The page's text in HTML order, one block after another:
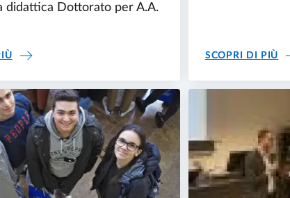
didattica Dottorato per A.A.
ATTIVITÀ FORMATIVA A.A. 2022/2023SCOPRI DI PIÙ